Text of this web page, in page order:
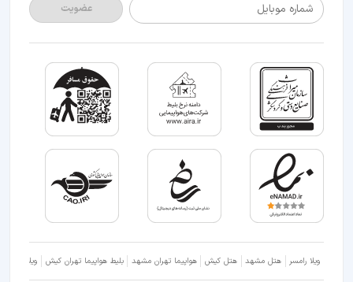
شماره موبایل عضویت
ویلا رامسر هتل مشهد هتل کیش هواپیما تهران مشهد بلیط هواپیما تهران کیش ویلا شمال